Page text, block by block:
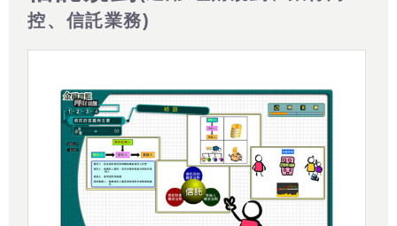
控、信託業務)